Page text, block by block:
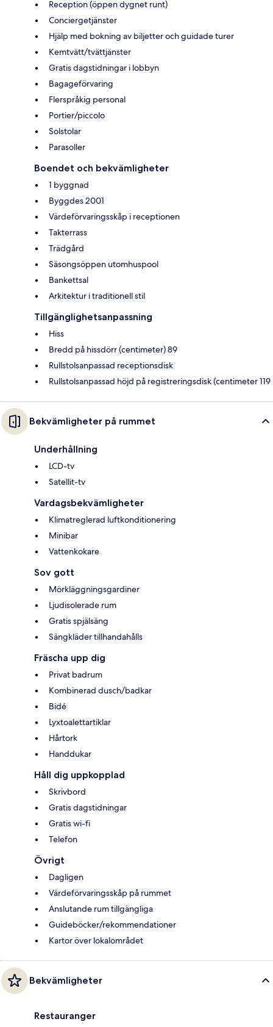
Reception (öppen dygnet runt)
Conciergetjänster
Hjälp med bokning av biljetter och guidade turer
Kemtvätt/tvättjänster
Gratis dagstidningar i lobbyn
Bagageförvaring
Flerspråkig personal
Portier/piccolo
Solstolar
Parasoller
Boendet och bekvämligheter
1 byggnad
Byggdes 2001
Värdeförvaringsskåp i receptionen
Takterrass
Trädgård
Säsongsöppen utomhuspool
Bankettsal
Arkitektur i traditionell stil
Tillgänglighetsanpassning
Hiss
Bredd på hissdörr (centimeter) 89
Rullstolsanpassad receptionsdisk
Rullstolsanpassad höjd på registreringsdisk (centimeter 119
Bekvämligheter på rummet
Underhållning
LCD-tv
Satellit-tv
Vardagsbekvämligheter
Klimatreglerad luftkonditionering
Minibar
Vattenkokare
Sov gott
Mörkläggningsgardiner
Ljudisolerade rum
Gratis spjälsäng
Sängkläder tillhandahålls
Fräscha upp dig
Privat badrum
Kombinerad dusch/badkar
Bidé
Lyxtoalettartiklar
Hårtork
Handdukar
Håll dig uppkopplad
Skrivbord
Gratis dagstidningar
Gratis wi-fi
Telefon
Övrigt
Dagligen
Värdeförvaringsskåp på rummet
Anslutande rum tillgängliga
Guideböcker/rekommendationer
Kartor över lokalområdet
Bekvämligheter
Restauranger